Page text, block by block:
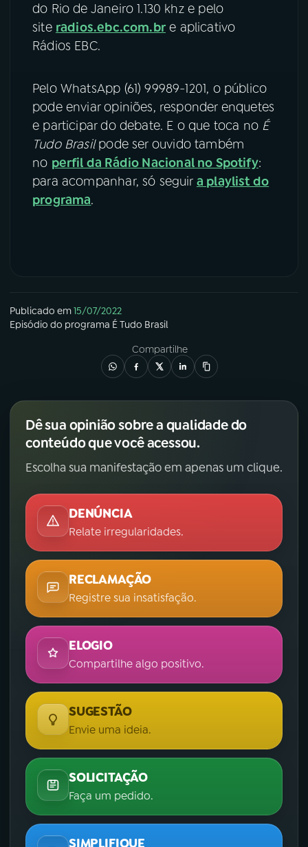
do Rio de Janeiro 1.130 khz e pelo
site radios.ebc.com.bre aplicativo
Rádios EBC.
Pelo WhatsApp (61) 99989-1201, o público
pode enviar opiniões, responder enquetes
e participar do debate. E o que toca no É
Tudo Brasilpode ser ouvido também
no perfil da Rádio Nacional no Spotify:
para acompanhar, só seguir a playlist do
programa.
Publicado em15/07/2022
Episódio do programa É Tudo Brasil
Compartilhe
Dê sua opinião sobre a qualidade do
conteúdo que você acessou.
Escolha sua manifestação em apenas um clique.
DENÚNCIA
Relate irregularidades.
RECLAMAÇÃO
Registre sua insatisfação.
ELOGIO
Compartilhe algo positivo.
SUGESTÃO
Envie uma ideia.
SOLICITAÇÃO
Faça um pedido.
SIMPLIFIQUE